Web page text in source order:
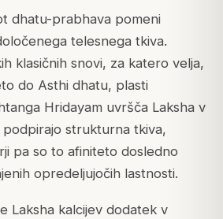
dhatu-prabhava pomeni
telesnega tkiva.
klasičnih snovi, za katero velja,
do Asthi dhatu, plasti
Hridayam uvršča Laksha v
podpirajo strukturna tkiva,
pa so to afiniteto dosledno
opredeljujočih lastnosti.
Laksha kalcijev dodatek v